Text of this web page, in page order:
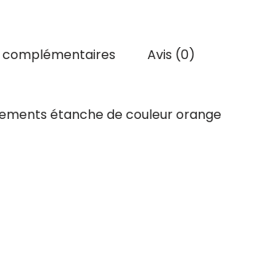
Avis (0)
étanche de couleur orange